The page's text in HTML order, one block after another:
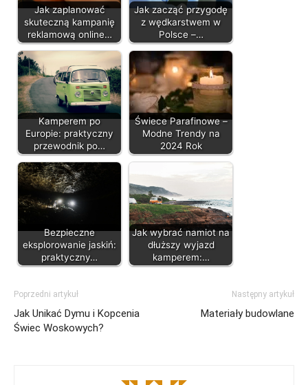
Jak zaplanować
skuteczną kampanię
reklamową online…
Jak zacząć przygodę
z wędkarstwem w
Polsce –…
Kamperem po
Europie: praktyczny
przewodnik po…
Świece Parafinowe –
Modne Trendy na
2024 Rok
Bezpieczne
eksplorowanie jaskiń:
praktyczny…
Jak wybrać namiot na
dłuższy wyjazd
kamperem:…
Poprzedni artykuł
Jak Unikać Dymu i Kopcenia
Świec Woskowych?
Następny artykuł
Materiały budowlane